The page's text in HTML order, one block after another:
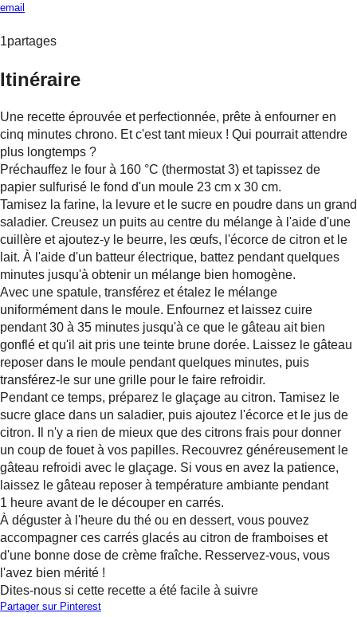
email
1partages
Itinéraire
Une recette éprouvée et perfectionnée, prête à enfourner en
cinq minutes chrono. Et c'est tant mieux ! Qui pourrait attendre
plus longtemps ?
Préchauffez le four à 160 °C (thermostat 3) et tapissez de
papier sulfurisé le fond d'un moule 23 cm x 30 cm.
Tamisez la farine, la levure et le sucre en poudre dans un grand
saladier. Creusez un puits au centre du mélange à l'aide d'une
cuillère et ajoutez-y le beurre, les œufs, l'écorce de citron et le
lait. À l'aide d'un batteur électrique, battez pendant quelques
minutes jusqu'à obtenir un mélange bien homogène.
Avec une spatule, transférez et étalez le mélange
uniformément dans le moule. Enfournez et laissez cuire
pendant 30 à 35 minutes jusqu'à ce que le gâteau ait bien
gonflé et qu'il ait pris une teinte brune dorée. Laissez le gâteau
reposer dans le moule pendant quelques minutes, puis
transférez-le sur une grille pour le faire refroidir.
Pendant ce temps, préparez le glaçage au citron. Tamisez le
sucre glace dans un saladier, puis ajoutez l'écorce et le jus de
citron. Il n'y a rien de mieux que des citrons frais pour donner
un coup de fouet à vos papilles. Recouvrez généreusement le
gâteau refroidi avec le glaçage. Si vous en avez la patience,
laissez le gâteau reposer à température ambiante pendant
1 heure avant de le découper en carrés.
À déguster à l'heure du thé ou en dessert, vous pouvez
accompagner ces carrés glacés au citron de framboises et
d'une bonne dose de crème fraîche. Resservez-vous, vous
l'avez bien mérité !
Dites-nous si cette recette a été facile à suivre
Partager sur Pinterest